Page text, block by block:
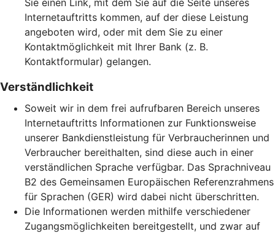
Sie einen Link, mit dem Sie auf die Seite unseres
Internetauftritts kommen, auf der diese Leistung
angeboten wird, oder mit dem Sie zu einer
Kontaktmöglichkeit mit Ihrer Bank (z. B.
Kontaktformular) gelangen.
Verständlichkeit
Soweit wir in dem frei aufrufbaren Bereich unseres
Internetauftritts Informationen zur Funktionsweise
unserer Bankdienstleistung für Verbraucherinnen und
Verbraucher bereithalten, sind diese auch in einer
verständlichen Sprache verfügbar. Das Sprachniveau
B2 des Gemeinsamen Europäischen Referenzrahmens
für Sprachen (GER) wird dabei nicht überschritten.
Die Informationen werden mithilfe verschiedener
Zugangsmöglichkeiten bereitgestellt, und zwar auf